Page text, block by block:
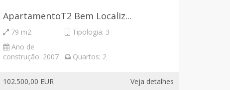
ApartamentoT2 Bem Localiz...
79 m2 Tipologia: 3
Ano de
construção: 2007 Quartos: 2
102.500,00 EUR Veja detalhes